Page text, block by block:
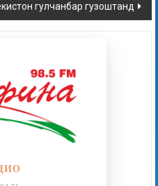
гулчанбар гузоштанд